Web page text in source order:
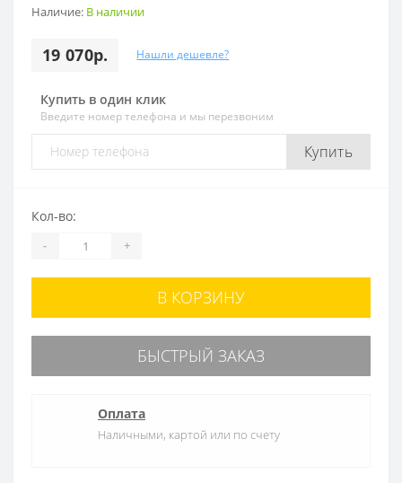
Наличие: В наличии
19 070р. Нашли дешевле?
Купить в один клик
Введите номер телефона и мы перезвоним
Купить
Кол-во:
- +
В КОРЗИНУ
БЫСТРЫЙ ЗАКАЗ
Оплата
Наличными, картой или по счету